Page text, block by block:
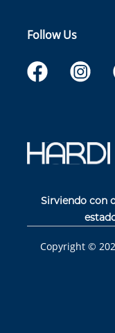
Follow Us
Sirviendo con
Copyright ©